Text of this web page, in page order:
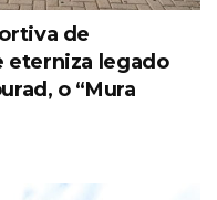
de
eterniza legado
o “Mura